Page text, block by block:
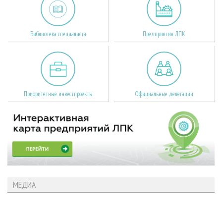
Библиотека специалиста Предприятия ЛПК
Приоритетные инвестпроекты Официальные делегации
МЕДИА